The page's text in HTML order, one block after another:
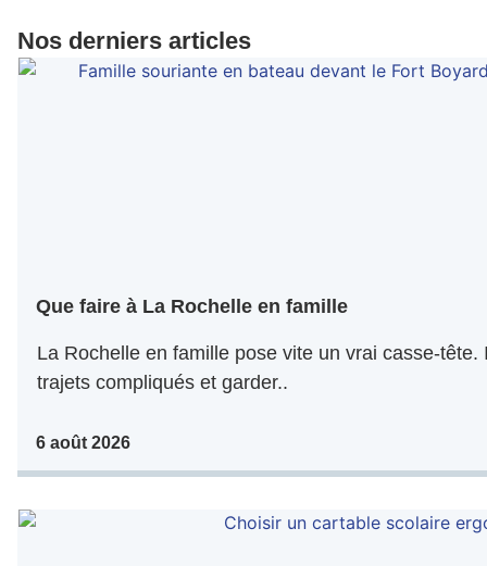
Nos derniers articles
Que faire à La Rochelle en famille
La Rochelle en famille pose vite un vrai casse-
trajets compliqués et garder..
6 août 2026